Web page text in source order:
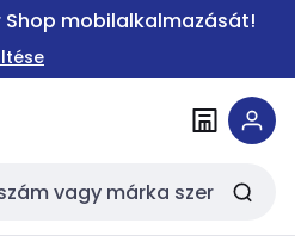
Shop mobilalkalmazását!